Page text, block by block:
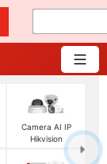
Camera AI IP
Hikvision